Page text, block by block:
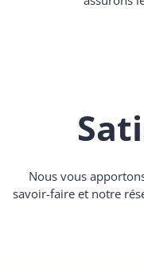
Nous vous
savoir-faire et notre